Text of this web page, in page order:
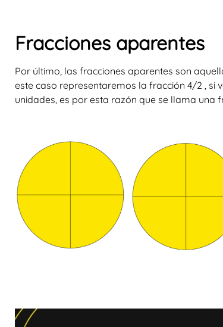
Fracciones aparentes
Por último, las fracciones aparentes son
este caso representaremos la fracción 4/2 , si
unidades, es por esta razón que se llama una